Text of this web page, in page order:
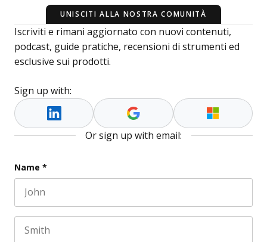
UNISCITI ALLA NOSTRA COMUNITÀ
Iscriviti e rimani aggiornato con nuovi contenuti,
podcast, guide pratiche, recensioni di strumenti ed
esclusive sui prodotti.
Sign up with:
Or sign up with email:
Company
This field is for validation purposes and should be
Name *